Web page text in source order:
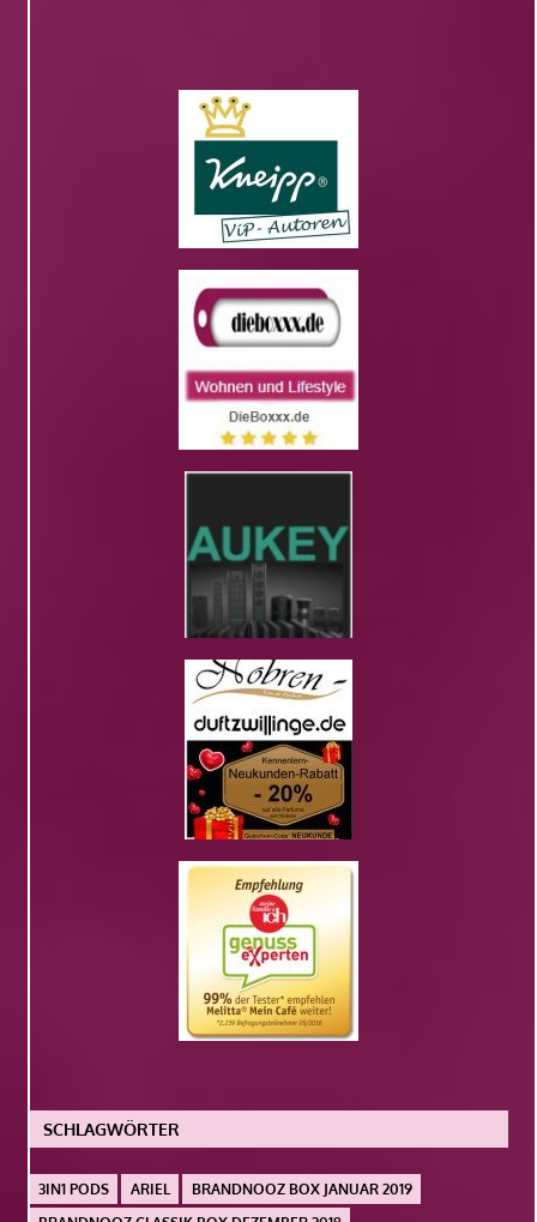
SCHLAGWÖRTER
3IN1 PODS ARIEL
BRANDNOOZ BOX JANUAR 2019